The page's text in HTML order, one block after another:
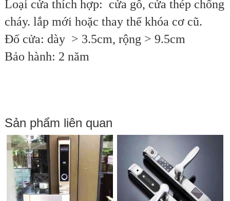
Loại cửa thích hợp: cửa gỗ, cửa thép chống
cháy. lắp mới hoặc thay thế khóa cơ cũ.
Đố cửa: dày > 3.5cm, rộng > 9.5cm
Bảo hành: 2 năm
Sản phẩm liên quan